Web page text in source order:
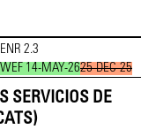
ENR 2.3
WEF 14-MAY-2625-DEC-25
SERVICIOS DE